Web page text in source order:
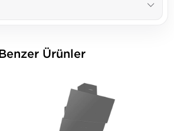
Benzer Ürünler